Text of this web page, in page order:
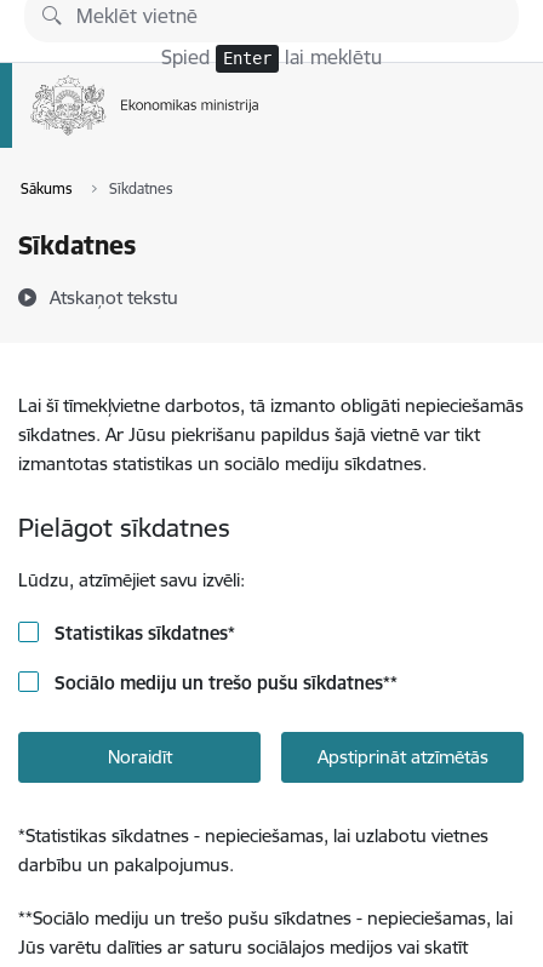
Pāriet uz lapas saturu
Spied Enter lai meklētu
Sākums Sīkdatnes
Sīkdatnes
Atskaņot tekstu
Lai šī tīmekļvietne darbotos, tā izmanto obligāti nepieciešamās
sīkdatnes. Ar Jūsu piekrišanu papildus šajā vietnē var tikt
izmantotas statistikas un sociālo mediju sīkdatnes.
Pielāgot sīkdatnes
Lūdzu, atzīmējiet savu izvēli:
Statistikas sīkdatnes*
Sociālo mediju un trešo pušu sīkdatnes**
Noraidīt Apstiprināt atzīmētās
*Statistikas sīkdatnes - nepieciešamas, lai uzlabotu vietnes
darbību un pakalpojumus.
**Sociālo mediju un trešo pušu sīkdatnes - nepieciešamas, lai
Jūs varētu dalīties ar saturu sociālajos medijos vai skatīt